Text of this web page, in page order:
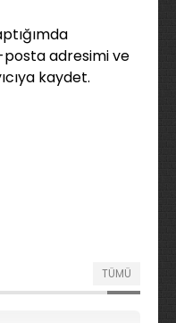
posta adresimi ve
kaydet.
TÜMÜ